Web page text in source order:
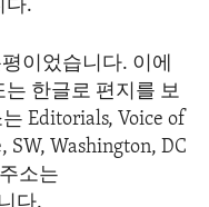
다.
이었습니다. 이에
한글로 편지를 보
Editorials, Voice of
SW, Washington, DC
소는